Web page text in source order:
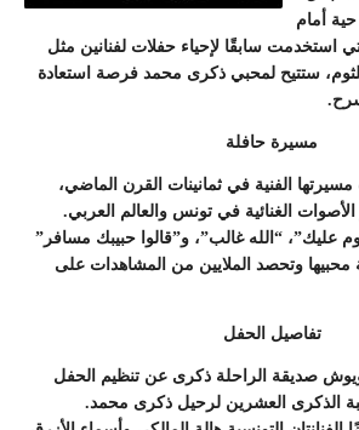
أمام
استخدمت سابقًا لإحياء حفلات لفنانين مثل
ستتيح لمحبي ذكرى محمد فرصة استعادة
مسيرة حافلة
الفنية في ثمانينات القرن الماضي،
الغنائية في تونس والعالم العربي.
عليك”، “الله غالب”، و”قالوا حبيبك مسافر”
محبيها وتحصد الملايين من المشاهدات على
تفاصيل الحفل
صديقة الراحلة ذكرى عن تنظيم الحفل
الذكرى العشرين لرحيل ذكرى محمد.